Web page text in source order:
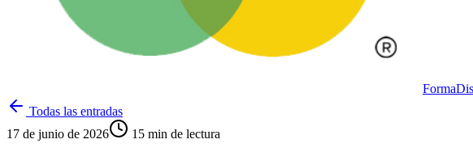
Forma
Todas las entradas
17 de junio de 2026
15 min de lectura